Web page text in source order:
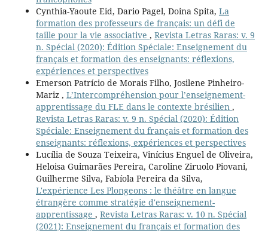
Cynthia-Yaoute Eid, Dario Pagel, Doina Spita, La
formation des professeurs de français: un défi de
taille pour la vie associative , Revista Letras Raras: v. 9
n. Spécial (2020): Édition Spéciale: Enseignement du
français et formation des enseignants: réflexions,
expériences et perspectives
Emerson Patrício de Morais Filho, Josilene Pinheiro-
Mariz , L’Intercompréhension pour l’enseignement-
apprentissage du FLE dans le contexte brésilien ,
Revista Letras Raras: v. 9 n. Spécial (2020): Édition
Spéciale: Enseignement du français et formation des
enseignants: réflexions, expériences et perspectives
Lucília de Souza Teixeira, Vinícius Enguel de Oliveira,
Heloisa Guimarães Pereira, Caroline Ziruolo Piovani,
Guilherme Silva, Fabíola Pereira da Silva,
L'expérience Les Plongeons : le théâtre en langue
étrangère comme stratégie d'enseignement-
apprentissage , Revista Letras Raras: v. 10 n. Spécial
(2021): Enseignement du français et formation des